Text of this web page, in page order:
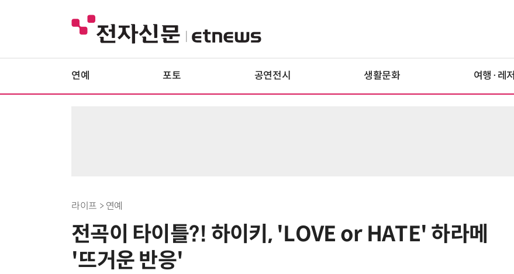
연예 포토 공연전시 생활문화 여행·레저
라이프 > 연예
전곡이 타이틀?! 하이키, 'LOVE or HATE' 하라메
'뜨거운 반응'